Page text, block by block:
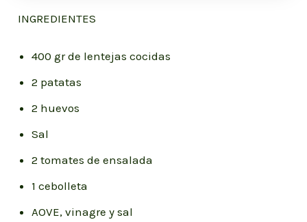
INGREDIENTES
400 gr de lentejas cocidas
2 patatas
2 huevos
Sal
2 tomates de ensalada
1 cebolleta
AOVE, vinagre y sal